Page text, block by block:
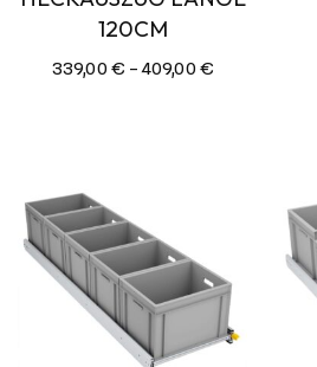
120CM
339,00 € –409,00 €